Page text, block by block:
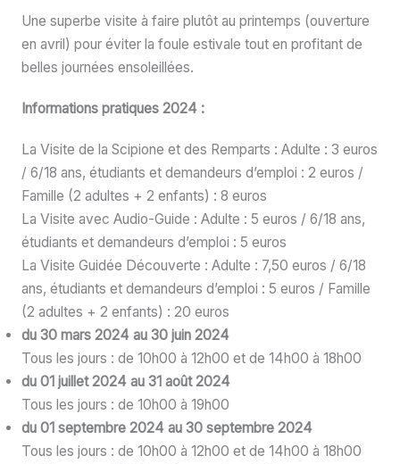
Une superbe visite à faire plutôt au printemps (ouverture
en avril) pour éviter la foule estivale tout en profitant de
belles journées ensoleillées.
Informations pratiques 2024 :
La Visite de la Scipione et des Remparts : Adulte : 3 euros
/ 6/18 ans, étudiants et demandeurs d’emploi : 2 euros /
Famille (2 adultes + 2 enfants) : 8 euros
La Visite avec Audio-Guide : Adulte : 5 euros / 6/18 ans,
étudiants et demandeurs d’emploi : 5 euros
La Visite Guidée Découverte : Adulte : 7,50 euros / 6/18
ans, étudiants et demandeurs d’emploi : 5 euros / Famille
(2 adultes + 2 enfants) : 20 euros
du 30 mars 2024 au 30 juin 2024
Tous les jours : de 10h00 à 12h00 et de 14h00 à 18h00
du 01 juillet 2024 au 31 août 2024
Tous les jours : de 10h00 à 19h00
du 01 septembre 2024 au 30 septembre 2024
Tous les jours : de 10h00 à 12h00 et de 14h00 à 18h00